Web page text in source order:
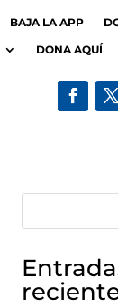
BAJA LA APP
DONA AQUÍ